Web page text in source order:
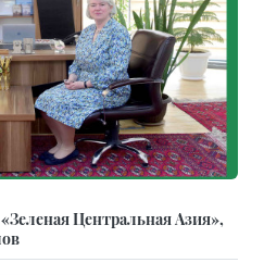
Центральная Азия»,